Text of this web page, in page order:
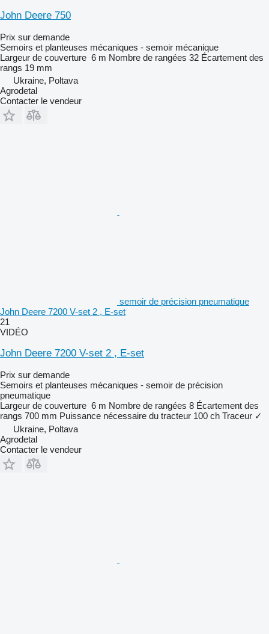
John Deere 750
Prix sur demande
Semoirs et planteuses mécaniques - semoir mécanique
Largeur de couverture 6 m Nombre de rangées 32 Écartement des
rangs 19 mm
Ukraine, Poltava
Agrodetal
Contacter le vendeur
semoir de précision pneumatique
John Deere 7200 V-set 2 , E-set
21
VIDÉO
John Deere 7200 V-set 2 , E-set
Prix sur demande
Semoirs et planteuses mécaniques - semoir de précision
pneumatique
Largeur de couverture 6 m Nombre de rangées 8 Écartement des
rangs 700 mm Puissance nécessaire du tracteur 100 ch Traceur ✓
Ukraine, Poltava
Agrodetal
Contacter le vendeur